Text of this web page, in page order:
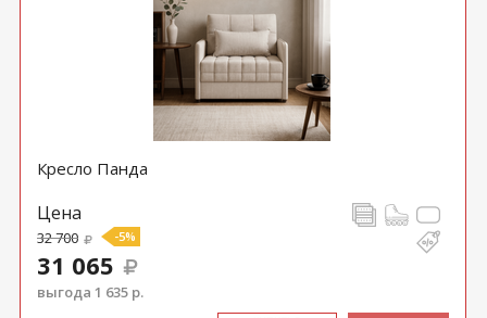
Кресло Панда
Цена
32 700 -5%
31 065
выгода 1 635 р.